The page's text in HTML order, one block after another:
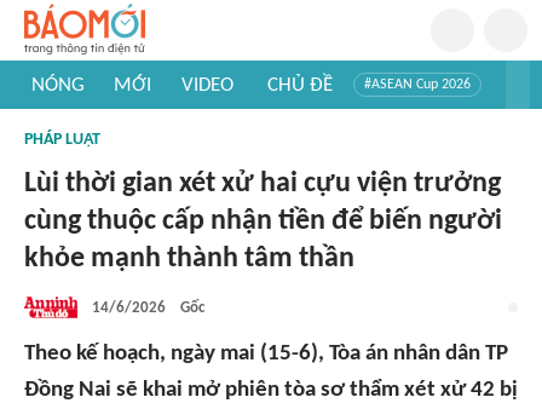
NÓNG MỚI VIDEO CHỦ ĐỀ #ASEAN Cup 2026
#Khám phá thế giới
PHÁP LUẬT
Lùi thời gian xét xử hai cựu viện trưởng
cùng thuộc cấp nhận tiền để biến người
khỏe mạnh thành tâm thần
14/6/2026 Gốc
Theo kế hoạch, ngày mai (15-6), Tòa án nhân dân TP
Đồng Nai sẽ khai mở phiên tòa sơ thẩm xét xử 42 bị